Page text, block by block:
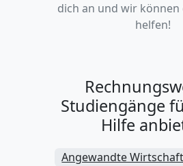
dich an und wir
helfen!
Studiengänge
Hilfe
Angewandte